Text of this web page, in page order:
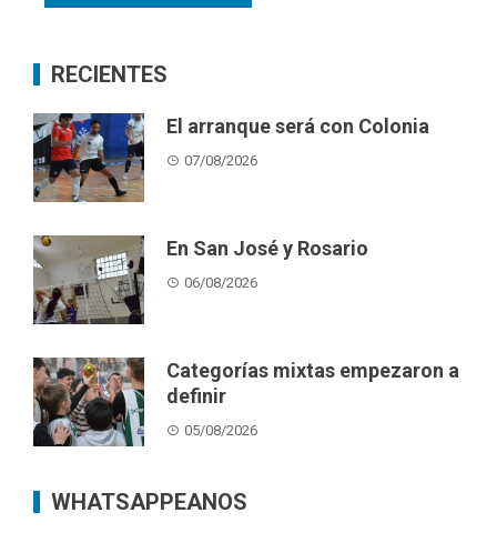
RECIENTES
El arranque será con Colonia
07/08/2026
En San José y Rosario
06/08/2026
Categorías mixtas empezaron a
definir
05/08/2026
WHATSAPPEANOS